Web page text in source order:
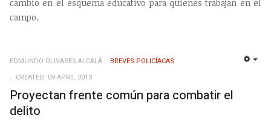
cambio en el esquema educativo para quienes trabajan en el
campo.
EDMUNDO OLIVARES ALCALÁ
BREVES POLICÍACAS
CREATED: 09 APRIL 2013
Proyectan frente común para combatir el
delito